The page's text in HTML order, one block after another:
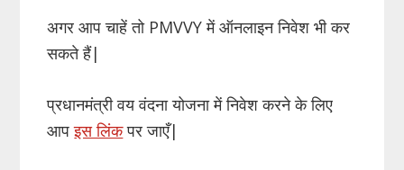
अगर आप चाहें तो PMVVY में ऑनलाइन निवेश भी कर
सकते हैं|
प्रधानमंत्री वय वंदना योजना में निवेश करने के लिए
आपइस लिंकपर जाएँ|